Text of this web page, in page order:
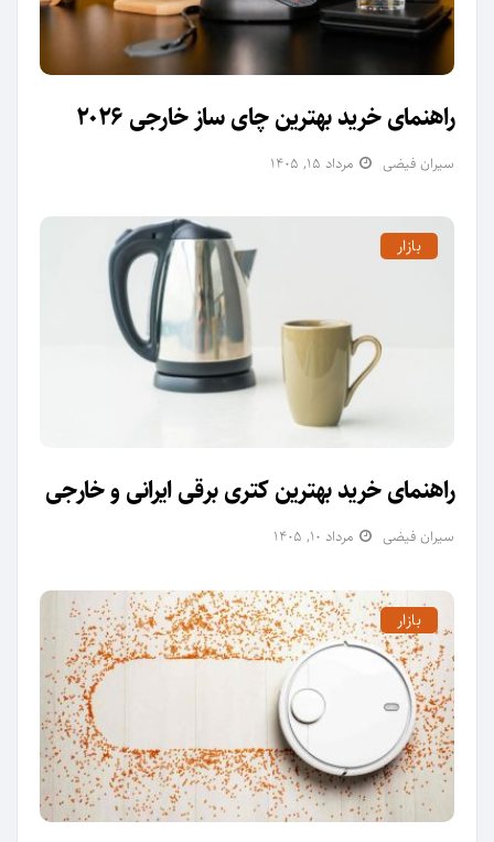
راهنمای خرید بهترین چای ساز خارجی 2026
سیران فیضی مرداد ۱۵, ۱۴۰۵
بازار
راهنمای خرید بهترین کتری برقی ایرانی و خارجی
سیران فیضی مرداد ۱۰, ۱۴۰۵
بازار